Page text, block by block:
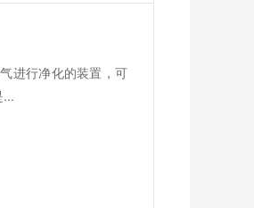
进行净化的装置，可
...